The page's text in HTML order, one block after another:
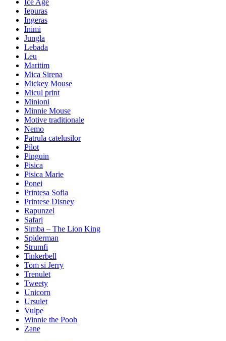
Ice Age
Iepuras
Ingeras
Inimi
Jungla
Lebada
Leu
Maritim
Mica Sirena
Mickey Mouse
Micul print
Minioni
Minnie Mouse
Motive traditionale
Nemo
Patrula catelusilor
Pilot
Pinguin
Pisica
Pisica Marie
Ponei
Printesa Sofia
Printese Disney
Rapunzel
Safari
Simba – The Lion King
Spiderman
Strumfi
Tinkerbell
Tom si Jerry
Trenulet
Tweety
Unicorn
Ursulet
Vulpe
Winnie the Pooh
Zane